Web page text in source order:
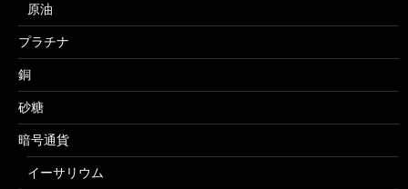
原油
プラチナ
銅
砂糖
暗号通貨
イーサリウム